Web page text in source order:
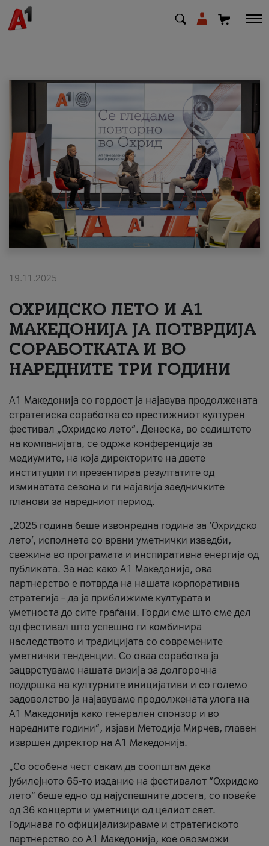
МК SQ
Приватни Деловни
Поддршка
Надополни кредит
#ПодобарОнлајн
19.11.2025
ОХРИДСКО ЛЕТО И A1
МАКЕДОНИЈА ЈА ПОТВРДИЈА
СОРАБОТКАТА И ВО
НАРЕДНИТЕ ТРИ ГОДИНИ
A1 Македонија со гордост ја најавува продолжената
стратегиска соработка со престижниот културен
фестивал „Охридско лето“. Денеска, во седиштето
на компанијата, се одржа конференција за
медиумите, на која директорите на двете
институции ги презентираа резултатите од
изминатата сезона и ги најавија заедничките
планови за наредниот период.
„2025 година беше извонредна година за ‘Охридско
лето’, исполнета со врвни уметнички изведби,
свежина во програмата и инспиративна енергија од
публиката. За нас како A1 Македонија, ова
партнерство е потврда на нашата корпоративна
стратегија – да ја приближиме културата и
уметноста до сите граѓани. Горди сме што сме дел
од фестивал што успешно ги комбинира
наследството и традицијата со современите
уметнички тенденции. Со оваа соработка ја
зацврстуваме нашата визија за долгорочна
поддршка на културните иницијативи и со големо
задоволство ја најавуваме продолжената улога на
A1 Македонија како генерален спонзор и во
наредните години“, изјави Методија Мирчев, главен
извршен директор на A1 Македонија.
„Со особена чест сакам да соопштам дека
јубилејното 65-то издание на фестивалот “Охридско
лето” беше едно од најуспешните досега, со повеќе
од 36 концерти и уметници од целиот свет.
Годинава го официјализиравме и стратегиското
партнерство со А1 Македонија, кое овозможи